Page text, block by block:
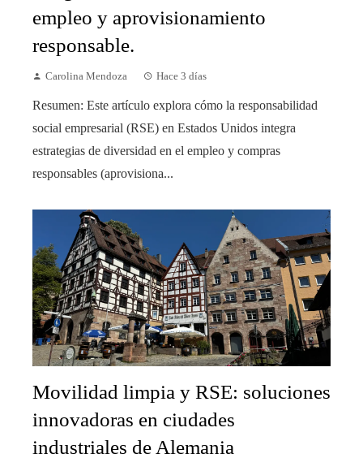
empleo y aprovisionamiento
responsable.
Carolina Mendoza Hace 3 días
Resumen: Este artículo explora cómo la responsabilidad
social empresarial (RSE) en Estados Unidos integra
estrategias de diversidad en el empleo y compras
responsables (aprovisiona...
Movilidad limpia y RSE: soluciones
innovadoras en ciudades
industriales de Alemania